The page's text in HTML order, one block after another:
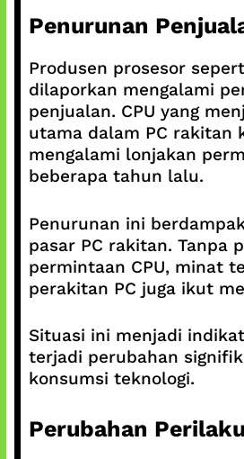
Penurunan
Produsen prosesor
dilaporkan mengalami
penjualan. CPU yang
utama dalam PC rakitan
mengalami lonjakan
beberapa tahun lalu.
Penurunan ini
pasar PC rakitan. Tanpa
permintaan CPU, minat
perakitan PC juga ikut
Situasi ini menjadi
terjadi perubahan
konsumsi teknologi.
Perubahan